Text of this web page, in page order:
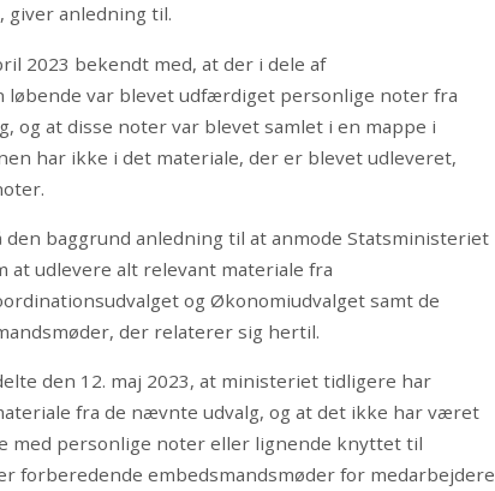
anledning til.
2023 bekendt med, at der i dele af
løbende var blevet udfærdiget personlige noter fra
og at disse noter var blevet samlet i en mappe i
har ikke i det materiale, der er blevet udleveret,
den baggrund anledning til at anmode Statsministeriet
at udlevere alt relevant materiale fra
og Økonomiudvalget samt de
der relaterer sig hertil.
den 12. maj 2023, at ministeriet tidligere har
fra de nævnte udvalg, og at det ikke har været
med personlige noter eller lignende knyttet til
forberedende embedsmandsmøder for medarbejdere